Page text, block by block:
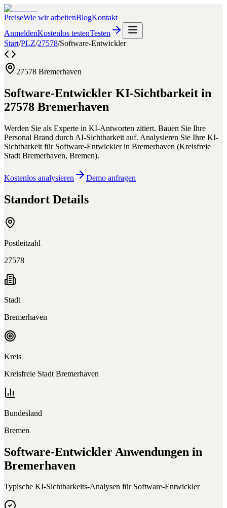
PreiseWie wir arbeitenBlogKontakt
AnmeldenKostenlos testenTesten
Start/PLZ/27578/Software-Entwickler
27578 Bremerhaven
Software-Entwickler KI-Sichtbarkeit in
27578 Bremerhaven
Werden Sie als Experte in KI-Antworten zitiert. Bauen Sie Ihre
Personal Brand durch AI-Sichtbarkeit auf. Analysieren Sie Ihre KI-
Sichtbarkeit für Software-Entwicklerin Bremerhaven (Kreisfreie
Stadt Bremerhaven, Bremen).
Kostenlos analysieren Demo anfragen
Standort Details
Postleitzahl
27578
Stadt
Bremerhaven
Kreis
Kreisfreie Stadt Bremerhaven
Bundesland
Bremen
Software-Entwickler Anwendungen in
Bremerhaven
Typische KI-Sichtbarkeits-Analysen für Software-Entwickler